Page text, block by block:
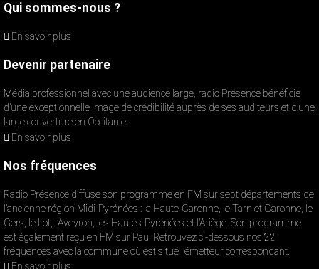
Qui sommes-nous ?
En savoir plus
Devenir partenaire
Média professionnel avec une audience large, radio Présence bénéficie
d’une exceptionnelle image de crédibilité auprès de ses auditeurs et d’une
large couverture en Occitanie.
En savoir plus
Nos fréquences
Radio Présence diffuse son programme en FM sur sept départements de
l’ancienne région Midi-Pyrénées : la Haute-Garonne, le Tarn et Garonne, le
Gers, le Lot, l’Aveyron, les Hautes-Pyrénées et l’Ariège. Son programme
est également reçu en FM sur Pau. Retrouvez ci-dessous nos 22
fréquences avec la commune où est situé l’émetteur correspondant.
En savoir plus